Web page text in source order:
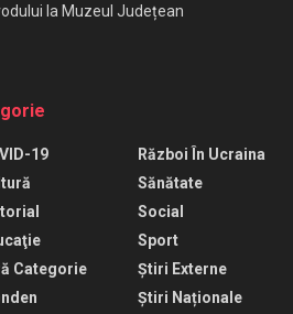
la Muzeul Județean
19
Categorie
Război În Ucraina
Sănătate
Social
Sport
Știri Externe
Știri Naționale